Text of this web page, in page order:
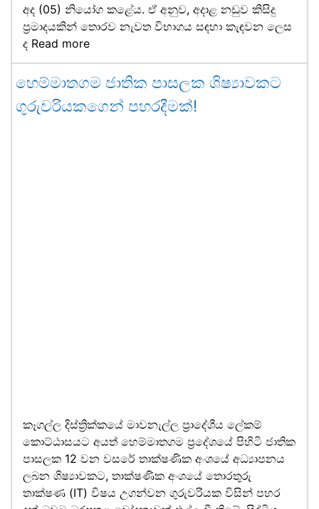
අද (05) නියෝග කළේය. ඒ අනුව, අදාළ නඩුව කිසිදු
ප්‍රමාදයකින් තොරව නැවත විභාගය සඳහා කැඳවන ලෙස
ද Read more
හෙම්මාතගම ජාතික පාසලක ශිෂ්‍යාවකට
ගුරුවරියකගෙන් පහරදීමක්!
කෑගල්ල දිස්ත්‍රික්කයේ මාවනැල්ල ප්‍රාදේශීය ලේකම්
කොට්ඨාසයට අයත් හෙම්මාතගම ප්‍රදේශයේ පිහිටි ජාතික
පාසලක 12 වන වසරේ තාක්ෂණික අංශයේ අධ්‍යාපනය
ලබන ශිෂ්‍යාවකට, තාක්ෂණික අංශයේ තොරතුරු
තාක්ෂණ (IT) විෂය උගන්වන ගුරුවරියක විසින් පහර